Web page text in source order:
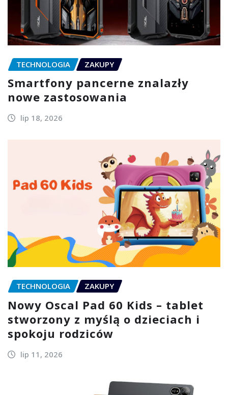
TECHNOLOGIA ZAKUPY
Smartfony pancerne znalazły
nowe zastosowania
lip 18, 2026
TECHNOLOGIA ZAKUPY
Nowy Oscal Pad 60 Kids – tablet
stworzony z myślą o dzieciach i
spokoju rodziców
lip 11, 2026